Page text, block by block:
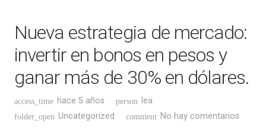
Nueva estrategia de mercado:
invertir en bonos en pesos y
ganar más de 30% en dólares.
access_time hace 5 años person lea
folder_open Uncategorized comment No hay comentarios